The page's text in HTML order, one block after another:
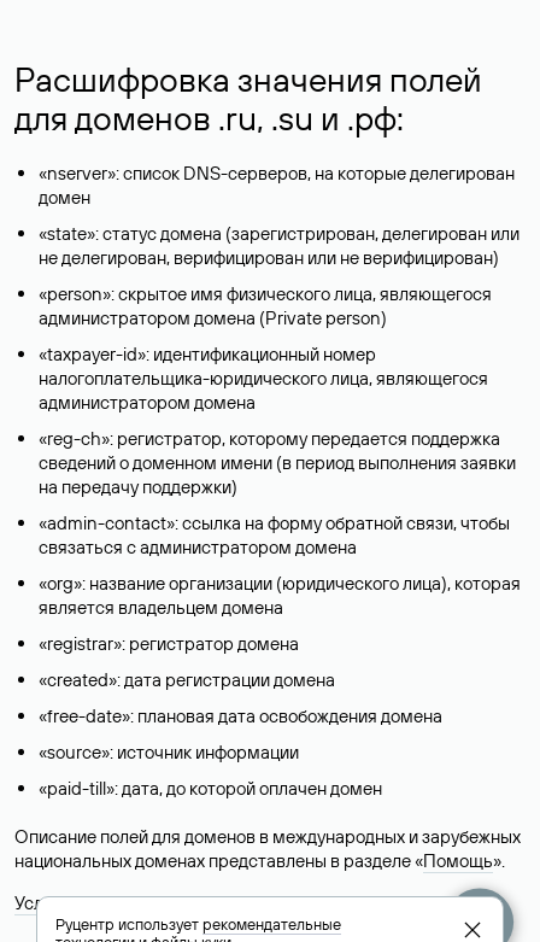
Расшифровка значения полей
для доменов .ru, .su и .рф:
«nserver»: список DNS-серверов, на которые делегирован
домен
«state»: статус домена (зарегистрирован, делегирован или
не делегирован, верифицирован или не верифицирован)
«person»: скрытое имя физического лица, являющегося
администратором домена (Privatе person)
«taxpayer-id»: идентификационный номер
налогоплательщика-юридического лица, являющегося
администратором домена
«reg-ch»: регистратор, которому передается поддержка
сведений о доменном имени (в период выполнения заявки
на передачу поддержки)
«admin-contact»: ссылка на форму обратной связи, чтобы
связаться с администратором домена
«org»: название организации (юридического лица), которая
является владельцем домена
«registrar»: регистратор домена
«created»: дата регистрации домена
«free-date»: плановая дата освобождения домена
«source»: источник информации
«paid-till»: дата, до которой оплачен домен
Описание полей для доменов в международных и зарубежных
национальных доменах представлены в разделе «Помощь».
Условия использования Whois-сервиса
Руцентр используетрекомендательные